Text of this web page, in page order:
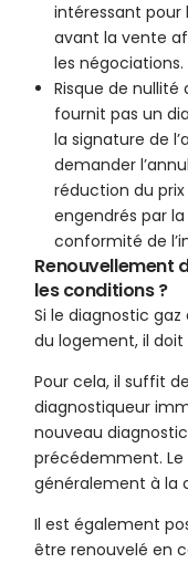
intéressant pour
avant la vente
les négociations.
Risque de nullité
fournit pas un
la signature de
demander
réduction du
engendrés par
conformité de
Renouvellement
les conditions ?
Si le diagnostic
du logement, il
Pour cela, il suffit
diagnostiqueur
nouveau
précédemment.
généralement à la
Il est également
être renouvelé en